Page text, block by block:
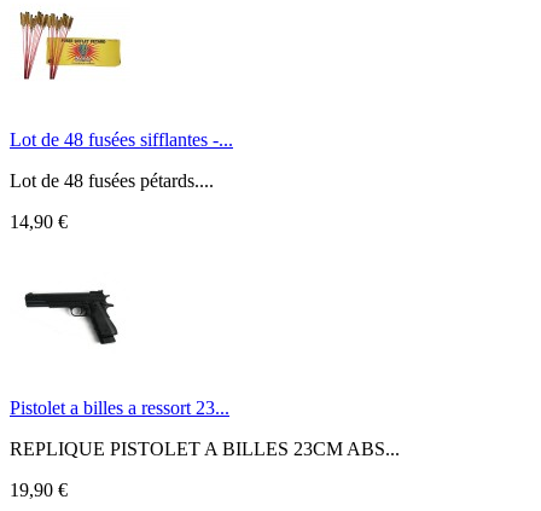
Lot de 48 fusées sifflantes -...
Lot de 48 fusées pétards....
14,90 €
Pistolet a billes a ressort 23...
REPLIQUE PISTOLET A BILLES 23CM ABS...
19,90 €